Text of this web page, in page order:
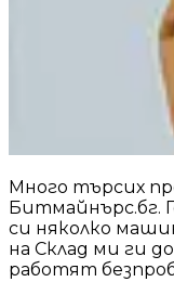
Много търсих
Битмайнърс.бг.
си няколко
на Склад ми ги
работят